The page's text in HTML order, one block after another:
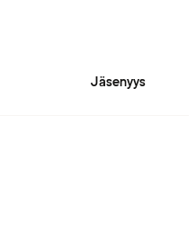
Jäsenyys